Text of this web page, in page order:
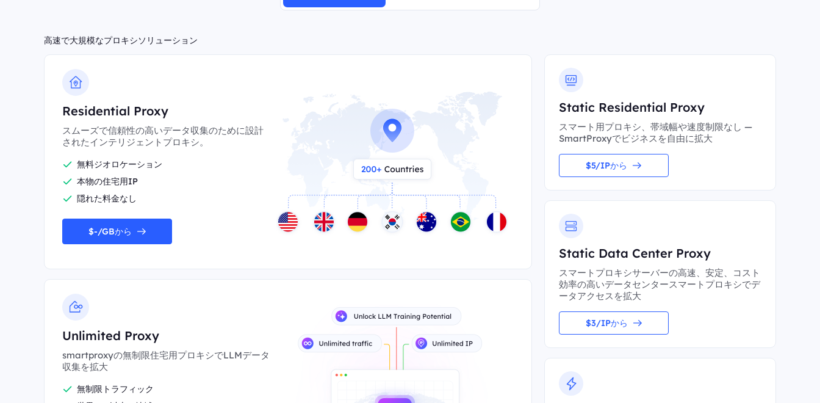
高速で大規模なプロキシソリューション
Residential Proxy
スムーズで信頼性の高いデータ収集のために設計
されたインテリジェントプロキシ。
無料ジオロケーション
本物の住宅用IP
隠れた料金なし
$-/GBから
Unlimited Proxy
smartproxyの無制限住宅用プロキシでLLMデータ
収集を拡大
無制限トラフィック
Static Residential Proxy
スマート用プロキシ、帯域幅や速度制限なし —
SmartProxyでビジネスを自由に拡大
$5/IPから
Static Data Center Proxy
スマートプロキシサーバーの高速、安定、コスト
効率の高いデータセンタースマートプロキシでデ
ータアクセスを拡大
$3/IPから